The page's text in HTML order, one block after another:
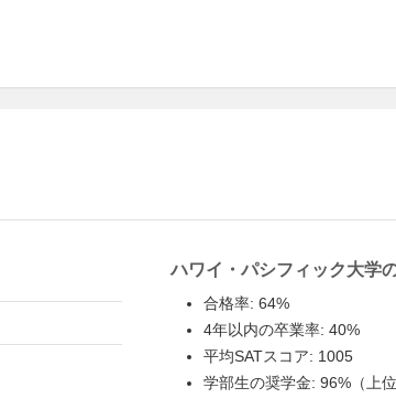
ハワイ・パシフィック大学
合格率: 64%
4年以内の卒業率: 40%
平均SATスコア: 1005
学部生の奨学金: 96%（上